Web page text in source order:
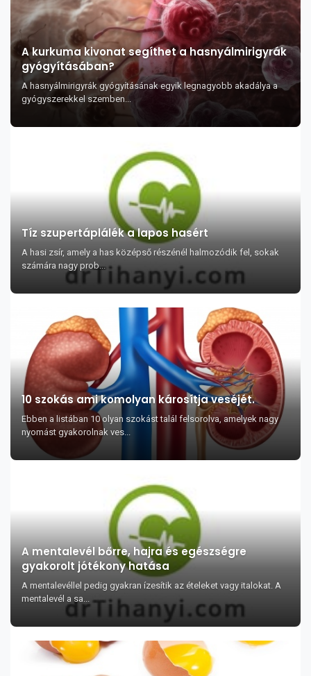
A kurkuma kivonat segíthet a hasnyálmirigyrák
gyógyításában?
A hasnyálmirigyrák gyógyításának egyik legnagyobb akadálya a
gyógyszerekkel szemben...
Tíz szupertáplálék a lapos hasért
A hasi zsír, amely a has középső részénél halmozódik fel, sokak
számára nagy prob...
10 szokás ami komolyan károsítja veséjét.
Ebben a listában 10 olyan szokást talál felsorolva, amelyek nagy
nyomást gyakorolnak ves...
A mentalevél bőrre, hajra és egészségre
gyakorolt jótékony hatása
A mentalevéllel pedig gyakran ízesítik az ételeket vagy italokat. A
mentalevél a sa...